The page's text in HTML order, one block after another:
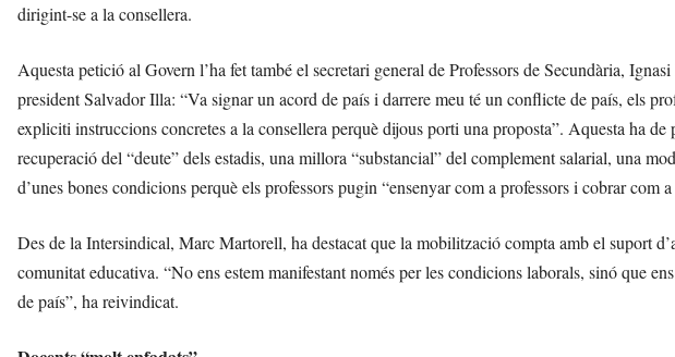
dirigint-se a la consellera.
Aquesta petició al Govern l’ha fet també el secretari general de Professors de Secundària,
president Salvador Illa: “Va signar un acord de país i darrere meu té un conflicte de país, els
expliciti instruccions concretes a la consellera perquè dijous porti una proposta”. Aquesta ha de
recuperació del “deute” dels estadis, una millora “substancial” del complement salarial, una
d’unes bones condicions perquè els professors pugin “ensenyar com a professors i cobrar com a
Des de la Intersindical, Marc Martorell, ha destacat que la mobilització compta amb el suport
comunitat educativa. “No ens estem manifestant només per les condicions laborals, sinó que
de país”, ha reivindicat.